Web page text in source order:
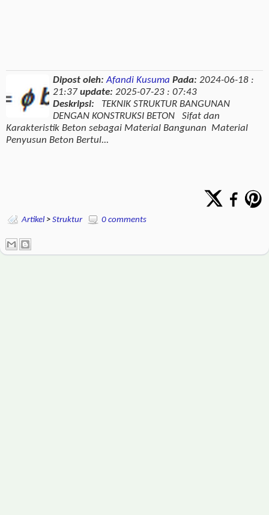
Dipost oleh: Afandi Kusuma Pada: 2024-06-18 :
21:37 update: 2025-07-23 : 07:43
Deskripsi:
TEKNIK STRUKTUR BANGUNAN
DENGAN KONSTRUKSI BETON Sifat dan
Karakteristik Beton sebagai Material Bangunan Material
Penyusun Beton Bertul...
Artikel > Struktur 0 comments